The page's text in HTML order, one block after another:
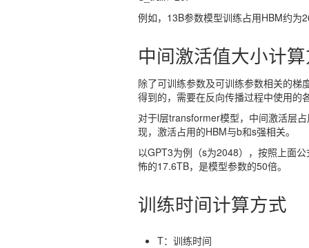
例如，13B参数模型训练占用HBM约为
中间激活值大小计
除了可训练参数及可训练参数相关的梯
得到的，需要在反向传播过程中使用的
对于l层transformer模型，中间激活层
现，激活占用的HBM与b和s强相关。
以GPT3为例（s为2048），按照上面
怖的17.6TB，是模型参数的50倍。
训练时间计算方式
T：训练时间